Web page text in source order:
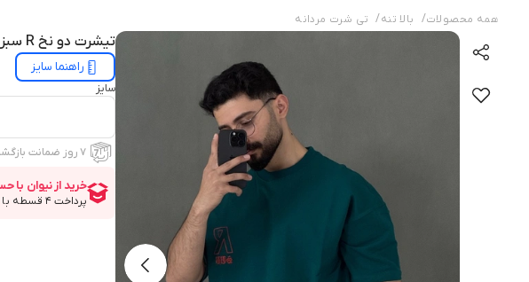
همه محصولات/ بالا تنه/ تی شرت مردانه
تیشرت دو نخ R سبز
راهنما سایز
سایز
۷ روز ضمانت بازگشت کالا